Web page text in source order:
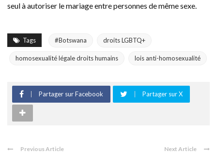
seul à autoriser le mariage entre personnes de même sexe.
Tags #Botswana droits LGBTQ+
homosexualité légale droits humains lois anti-homosexualité
Partager sur Facebook Partager sur X
Previous Article Next Article